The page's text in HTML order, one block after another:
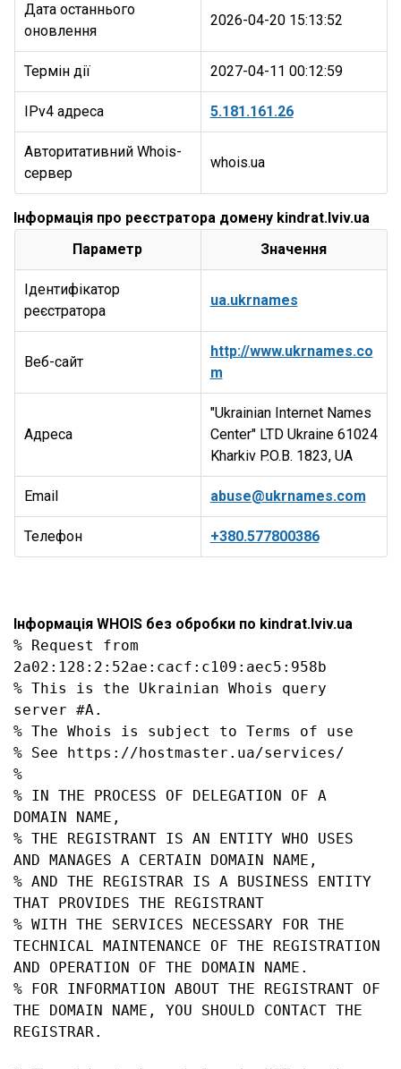
Дата останнього
оновлення
2026-04-20 15:13:52
Термін дії 2027-04-11 00:12:59
IPv4 адреса 5.181.161.26
Авторитативний Whois-
сервер
whois.ua
Інформація про реєстратора домену kindrat.lviv.ua
Параметр
Значення
Ідентифікатор
реєстратора
ua.ukrnames
Веб-сайт
http://www.ukrnames.co
m
Адреса
"Ukrainian Internet Names
Center" LTD Ukraine 61024
Kharkiv P.O.B. 1823, UA
Email abuse@ukrnames.com
Телефон +380.577800386
Інформація WHOIS без обробки по kindrat.lviv.ua
% Request from
2a02:128:2:52ae:cacf:c109:aec5:958b
% This is the Ukrainian Whois query
server #A.
% The Whois is subject to Terms of use
% See https://hostmaster.ua/services/
%
% IN THE PROCESS OF DELEGATION OF A
DOMAIN NAME,
% THE REGISTRANT IS AN ENTITY WHO USES
AND MANAGES A CERTAIN DOMAIN NAME,
% AND THE REGISTRAR IS A BUSINESS ENTITY
THAT PROVIDES THE REGISTRANT
% WITH THE SERVICES NECESSARY FOR THE
TECHNICAL MAINTENANCE OF THE REGISTRATION
AND OPERATION OF THE DOMAIN NAME.
% FOR INFORMATION ABOUT THE REGISTRANT OF
THE DOMAIN NAME, YOU SHOULD CONTACT THE
REGISTRAR.